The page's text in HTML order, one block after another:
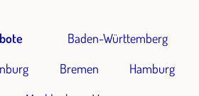
Baden-Württemberg
Bremen
Hamburg